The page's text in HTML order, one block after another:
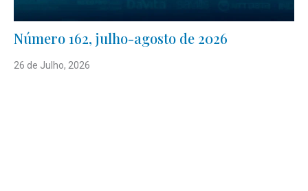
Número 162, julho-agosto de 2026
26 de Julho, 2026